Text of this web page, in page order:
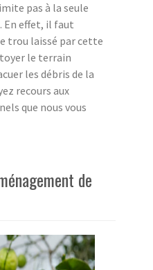
pas à la seule
En effet, il faut
trou laissé par cette
le terrain
les débris de la
recours aux
que nous vous
de